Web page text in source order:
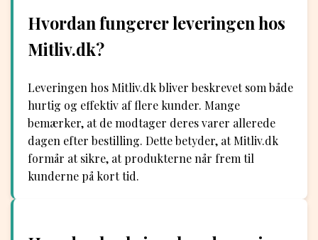
Hvordan fungerer leveringen hos
Mitliv.dk?
Leveringen hos Mitliv.dk bliver beskrevet som både
hurtig og effektiv af flere kunder. Mange
bemærker, at de modtager deres varer allerede
dagen efter bestilling. Dette betyder, at Mitliv.dk
formår at sikre, at produkterne når frem til
kunderne på kort tid.